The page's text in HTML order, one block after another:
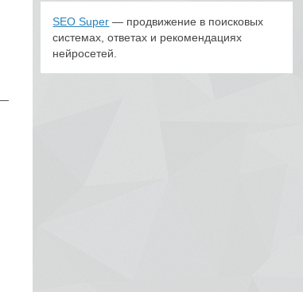
SEO Super — продвижение в поисковых
системах, ответах и рекомендациях
нейросетей.